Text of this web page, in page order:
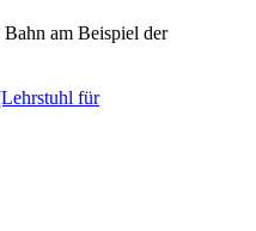
am Beispiel der
für